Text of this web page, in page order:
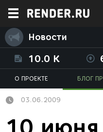
Новости
10.0 K
О ПРОЕКТЕ БЛОГ
03.06.2009